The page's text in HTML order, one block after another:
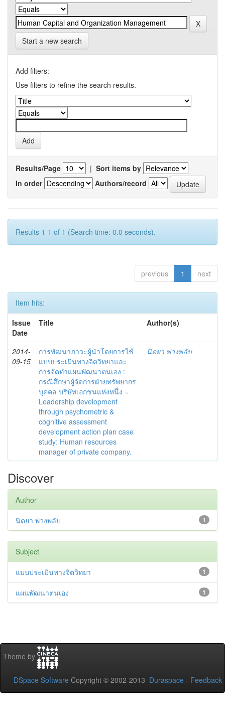
Start a new search
Add filters:
Use filters to refine the search results.
Results/Page | Sort items by
In order
Authors/record
Results 1-1 of 1 (Search time: 0.0 seconds).
previous 1 next
Item hits:
Issue
Date
Title Author(s)
2014-
09-15
การพัฒนาภาวะผู้นำโดยการใช้
แบบประเมินทางจิตวิทยาและ
การจัดทำแผนพัฒนาตนเอง :
กรณีศึกษาผู้จัดการฝ่ายทรัพยากร
บุคคล บริษัทเอกชนแห่งหนึ่ง =
Leadership development
through psychometric &
cognitive assessment
development action plan case
study: Human resources
manager of private company.
นิตยา พ่วงพลับ
Discover
Author
1
นิตยา พ่วงพลับ
Subject
1
แบบประเมินทางจิตวิทยา
1
แผนพัฒนาตนเอง
Theme by
DSpace Software Copyright © 2002-2013 Duraspace - Feedback